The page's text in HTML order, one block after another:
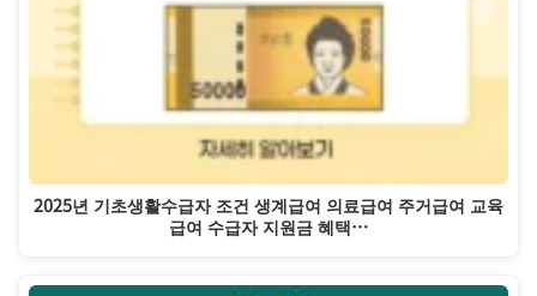
2025년 기초생활수급자 조건 생계급여 의료급여 주거급여 교육
급여 수급자 지원금 혜택…